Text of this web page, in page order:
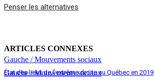
Penser les alternatives
ARTICLES CONNEXES
Gauche / Mouvements sociaux
État des lieux de l’extrême droite au Québec en 2019
Gauche / Mouvements sociaux